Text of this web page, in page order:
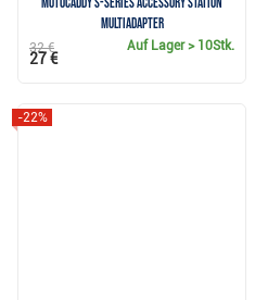
Multiadapter
Auf Lager> 10Stk.
32 €
27 €
-22%